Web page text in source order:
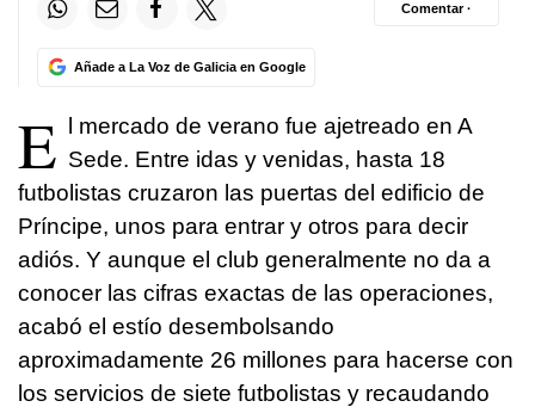
Añade a La Voz de Galicia en Google
Comentar ·
E l mercado de verano fue ajetreado en A
Sede. Entre idas y venidas, hasta 18
futbolistas cruzaron las puertas del edificio de
Príncipe, unos para entrar y otros para decir
adiós. Y aunque el club generalmente no da a
conocer las cifras exactas de las operaciones,
acabó el estío desembolsando
aproximadamente 26 millones para hacerse con
los servicios de siete futbolistas y recaudando